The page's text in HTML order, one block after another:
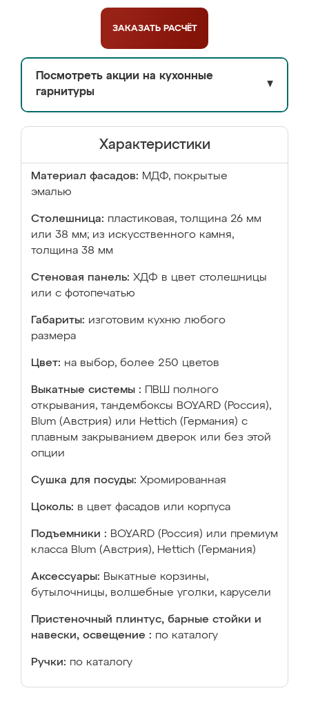
ЗАКАЗАТЬ РАСЧЁТ
Посмотреть акции на кухонные
гарнитуры
▼
Характеристики
Материал фасадов: МДФ, покрытые
эмалью
Столешница: пластиковая, толщина 26 мм
или 38 мм; из искусственного камня,
толщина 38 мм
Стеновая панель: ХДФ в цвет столешницы
или с фотопечатью
Габариты: изготовим кухню любого
размера
Цвет: на выбор, более 250 цветов
Выкатные системы :
ПВШ полного
открывания, тандембоксы BOYARD (Россия),
Blum (Австрия) или Hettich (Германия) с
плавным закрыванием дверок или без этой
опции
Сушка для посуды: Хромированная
Цоколь: в цвет фасадов или корпуса
Подъемники : BOYARD (Россия) или премиум
класса Blum (Австрия), Hettich (Германия)
Аксессуары: Выкатные корзины,
бутылочницы, волшебные уголки, карусели
Пристеночный плинтус, барные стойки и
навески, освещение : по каталогу
Ручки: по каталогу